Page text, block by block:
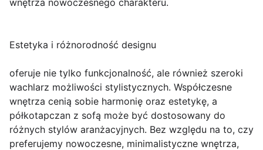
wnętrza nowoczesnego charakteru.
Estetyka i różnorodność designu
oferuje nie tylko funkcjonalność, ale również szeroki
wachlarz możliwości stylistycznych. Współczesne
wnętrza cenią sobie harmonię oraz estetykę, a
półkotapczan z sofą może być dostosowany do
różnych stylów aranżacyjnych. Bez względu na to, czy
preferujemy nowoczesne, minimalistyczne wnętrza,